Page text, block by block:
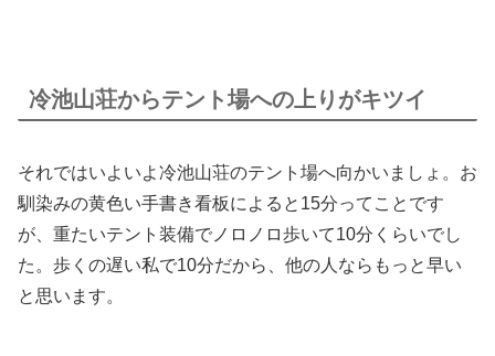
冷池山荘からテント場への上りがキツイ
それではいよいよ冷池山荘のテント場へ向かいましょ。お
馴染みの黄色い手書き看板によると15分ってことです
が、重たいテント装備でノロノロ歩いて10分くらいでし
た。歩くの遅い私で10分だから、他の人ならもっと早い
と思います。